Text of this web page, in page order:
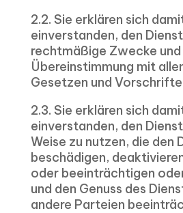
2.2. Sie erklären sich
einverstanden, den
rechtmäßige Zwecke und
Übereinstimmung mit
Gesetzen und
2.3. Sie erklären sich
einverstanden, den
Weise zu nutzen, die den
beschädigen,
oder beeinträchtigen
und den Genuss des
andere Parteien